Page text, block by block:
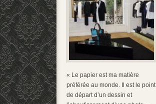
« Le papier est ma matière
préférée au monde. Il est le point
de départ d’un dessin et